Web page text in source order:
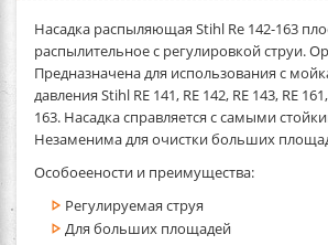
Насадка распыляющая Stihl Rе 142-163
распылительное с регулировкой струи.
Предназначена для использования с
давления Stihl RE 141, RE 142, RE 143, RE
163. Насадка справляется с самыми
Незаменима для очистки больших
Особоеености и преимущества:
Регулируемая струя
Для больших площадей